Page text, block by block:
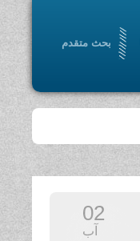
بحث متقدم
02
آب